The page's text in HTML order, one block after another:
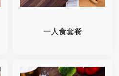
一人食套餐